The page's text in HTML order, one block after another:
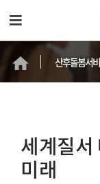
산후돌봄서
세계질서
미래